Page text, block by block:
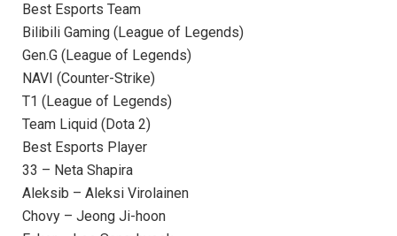
Best Esports Team
Bilibili Gaming (League of Legends)
Gen.G (League of Legends)
NAVI (Counter-Strike)
T1 (League of Legends)
Team Liquid (Dota 2)
Best Esports Player
33 – Neta Shapira
Aleksib – Aleksi Virolainen
Chovy – Jeong Ji-hoon